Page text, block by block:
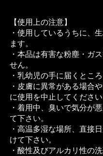
【使用上の注意】
・使用しているうちに、
ます。
・本品は有害な粉塵・ガ
せん。
・乳幼児の手に届くとこ
・皮膚に異常がある場合
に使用を中止してください
・着用中、臭いで気分が
て下さい。
・高温多湿な場所、直接
けて下さい。
・酸性及びアルカリ性の